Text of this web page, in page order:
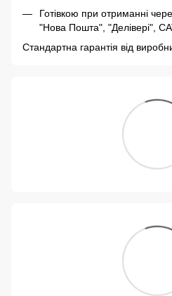
Готівкою при отриманні
"Нова Пошта", "Делівері",
Стандартна гарантія від